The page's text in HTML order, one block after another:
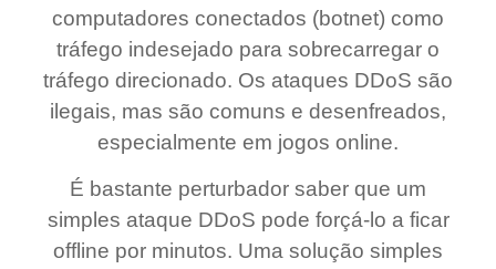
computadores conectados (botnet) como
tráfego indesejado para sobrecarregar o
tráfego direcionado. Os ataques DDoS são
ilegais, mas são comuns e desenfreados,
especialmente em jogos online.
É bastante perturbador saber que um
simples ataque DDoS pode forçá-lo a ficar
offline por minutos. Uma solução simples